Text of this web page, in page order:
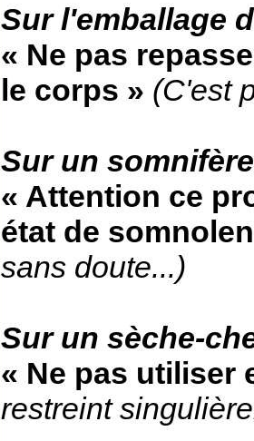
Sur l'emballage
« Ne pas
le corps » (C'est
Sur un
« Attention ce
état de
sans doute...)
Sur un sèche-
« Ne pas utiliser
restreint